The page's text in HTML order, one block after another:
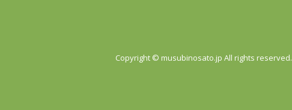
Copyright © musubinosato.jp All rights reserved.